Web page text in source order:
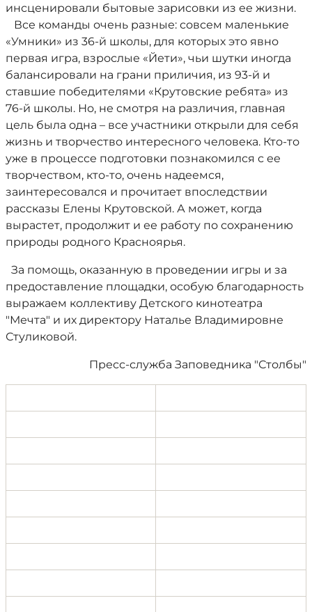
инсценировали бытовые зарисовки из ее жизни.
Все команды очень разные: совсем маленькие
«Умники» из 36-й школы, для которых это явно
первая игра, взрослые «Йети», чьи шутки иногда
балансировали на грани приличия, из 93-й и
ставшие победителями «Крутовские ребята» из
76-й школы. Но, не смотря на различия, главная
цель была одна – все участники открыли для себя
жизнь и творчество интересного человека. Кто-то
уже в процессе подготовки познакомился с ее
творчеством, кто-то, очень надеемся,
заинтересовался и прочитает впоследствии
рассказы Елены Крутовской. А может, когда
вырастет, продолжит и ее работу по сохранению
природы родного Красноярья.
За помощь, оказанную в проведении игры и за
предоставление площадки, особую благодарность
выражаем коллективу Детского кинотеатра
"Мечта" и их директору Наталье Владимировне
Стуликовой.
Пресс-служба Заповедника "Столбы"